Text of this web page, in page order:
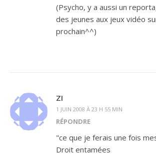
(Psycho, y a aussi un
des jeunes aux jeux vidéo
prochain^^)
ZI
1 JUIN 2008 À 23 H 55 MIN
RÉPONDRE
"ce que je ferais une fois
Droit entamées